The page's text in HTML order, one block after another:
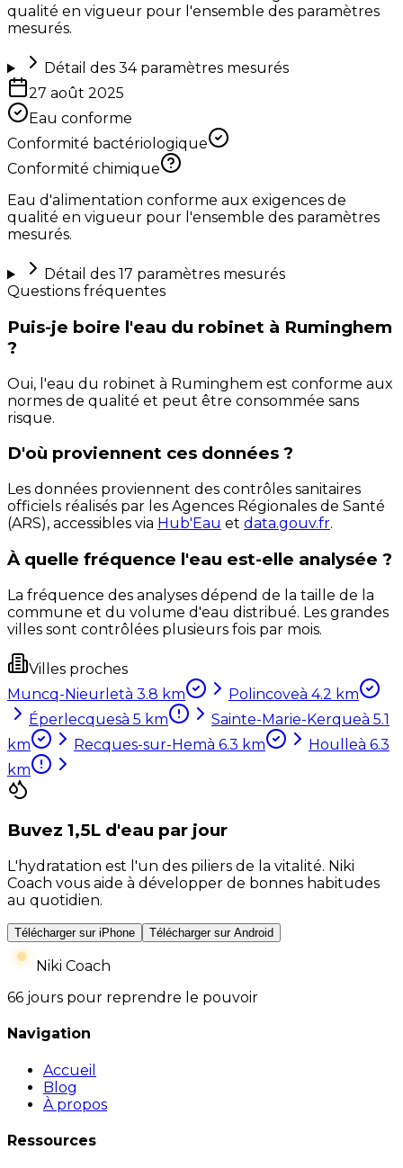
qualité en vigueur pour l'ensemble des paramètres
mesurés.
Détail des 34paramètres mesurés
27 août 2025
Eau conforme
Conformité bactériologique
Conformité chimique
Eau d'alimentation conforme aux exigences de
qualité en vigueur pour l'ensemble des paramètres
mesurés.
Détail des 17 paramètres mesurés
Questions fréquentes
Puis-je boire l'eau du robinet à Ruminghem
?
Oui, l'eau du robinet à Ruminghem est conforme aux
normes de qualité et peut être consommée sans
risque.
D'où proviennent ces données ?
Les données proviennent des contrôles sanitaires
officiels réalisés par les Agences Régionales de Santé
(ARS), accessibles via Hub'Eau et data.gouv.fr.
À quelle fréquence l'eau est-elle analysée ?
La fréquence des analyses dépend de la taille de la
commune et du volume d'eau distribué. Les grandes
villes sont contrôlées plusieurs fois par mois.
Villes proches
Muncq-Nieurletà 3.8 km Polincoveà 4.2 km
Éperlecquesà 5 km Sainte-Marie-Kerqueà 5.1
km
Recques-sur-Hemà 6.3 km Houlleà 6.3
km
Buvez 1,5L d'eau par jour
L'hydratation est l'un des piliers de la vitalité. Niki
Coach vous aide à développer de bonnes habitudes
au quotidien.
Télécharger sur iPhone Télécharger sur Android
Niki Coach
66 jours pour reprendre le pouvoir
Navigation
Accueil
Blog
À propos
Ressources